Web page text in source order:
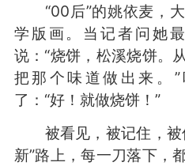
“00后”的姚依麦，大
学版画。当记者问她
说：“烧饼，松溪烧饼。
把那个味道做出来。
了：“好！就做烧饼！”
被看见，被记住，被
新”路上，每一刀落下，